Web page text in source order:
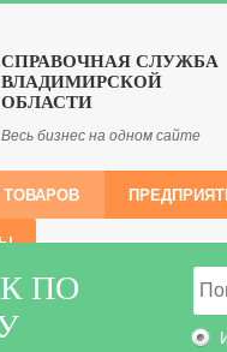
СПРАВОЧНАЯ СЛУЖБА
ВЛАДИМИРСКОЙ
ОБЛАСТИ
Весь бизнес на одном сайте
ТОВАРОВ
ПО